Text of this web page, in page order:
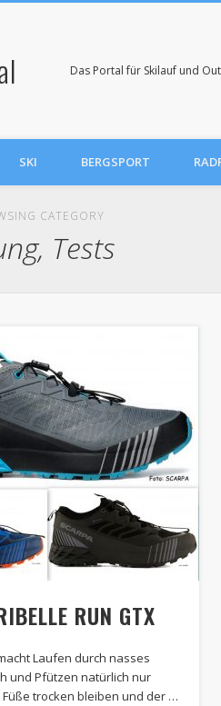
Das Portal für Skilauf und
SKI BERGSPORT
CATEGORY
Tests
RUN GTX
Laufen durch nasses
und Pfützen natürlich nur
Füße trocken bleiben und der …